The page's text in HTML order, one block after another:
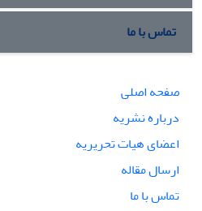
تماس با ما
صفحه اصلی
درباره نشریه
اعضای هیات تحریریه
ارسال مقاله
تماس با ما